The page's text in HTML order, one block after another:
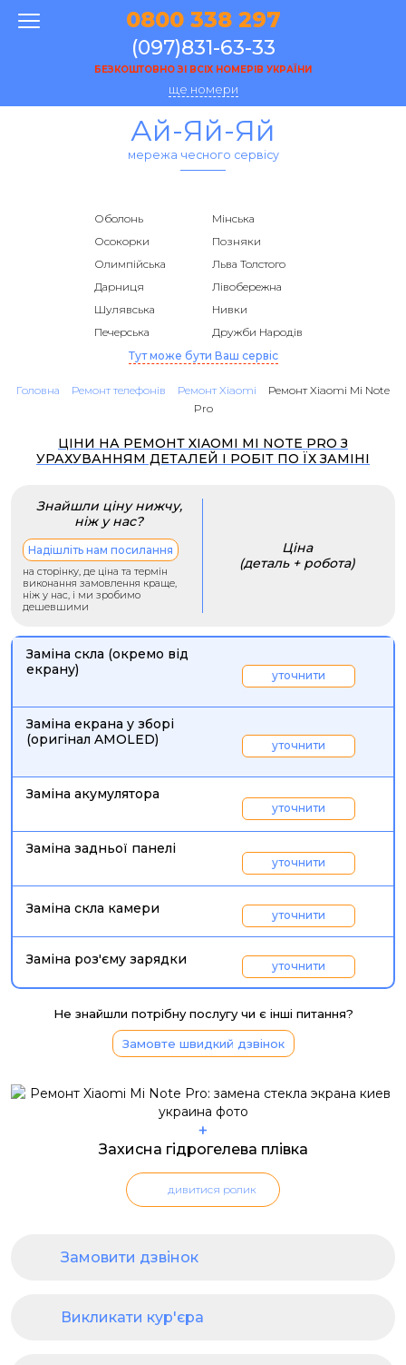
0800 338 297
(097)831-63-33
БЕЗКОШТОВНО ЗІ ВСІХ НОМЕРІВ УКРАЇНИ
ще номери
Ай-Яй-Яй
мережа чесного сервісу
Оболонь
Мінська
Осокорки
Позняки
Олимпійська
Льва Толстого
Дарниця
Лівобережна
Шулявська
Нивки
Печерська
Дружби Народів
Тут може бути Ваш сервіс
Головна Ремонт телефонів Ремонт Xiaomi
Ремонт Xiaomi Mi Note
Pro
ЦІНИ НА РЕМОНТ XIAOMI MI NOTE PRO З
УРАХУВАННЯМ ДЕТАЛЕЙ І РОБІТ ПО ЇХ ЗАМІНІ
Знайшли ціну нижчу,
ніж у нас?
Надішліть нам посилання
на сторінку, де ціна та термін
виконання замовлення краще,
ніж у нас, і ми зробимо
дешевшими
Ціна
(деталь + робота)
Заміна скла (окремо від
екрану)
уточнити
Заміна екрана у зборі
(оригінал AMOLED)
уточнити
Заміна акумулятора
уточнити
Заміна задньої панелі
уточнити
Заміна скла камери уточнити
Заміна роз'єму зарядки уточнити
Не знайшли потрібну послугу чи є інші питання?
Замовте швидкий дзвінок
+
Захисна гідрогелева плівка
дивитися ролик
Замовити дзвінок
Викликати кур'єра